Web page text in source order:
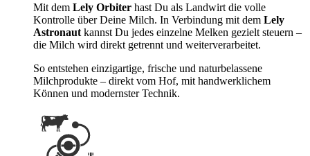
Mit dem Lely Orbiter hast Du als Landwirt die volle
Kontrolle über Deine Milch. In Verbindung mit dem Lely
Astronaut kannst Du jedes einzelne Melken gezielt steuern –
die Milch wird direkt getrennt und weiterverarbeitet.
So entstehen einzigartige, frische und naturbelassene
Milchprodukte – direkt vom Hof, mit handwerklichem
Können und modernster Technik.